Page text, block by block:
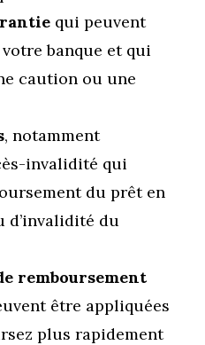
qui peuvent
banque et qui
caution ou une
, notamment
invalidité qui
du prêt en
d’invalidité du
remboursement
être appliquées
plus rapidement